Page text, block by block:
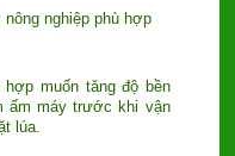
nghiệp phù hợp
muốn tăng độ bền
ấm máy trước khi vận
lúa.